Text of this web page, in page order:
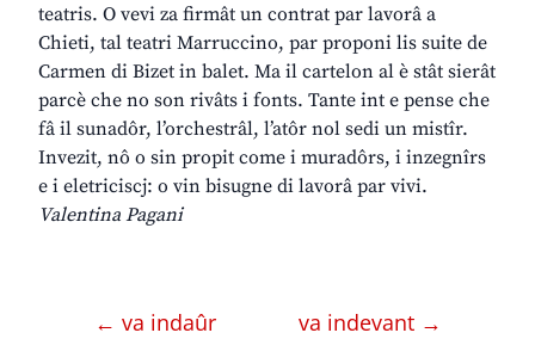
teatris. O vevi za firmât un contrat par lavorâ a
Chieti, tal teatri Marruccino, par proponi lis suite de
Carmen di Bizet in balet. Ma il cartelon al è stât sierât
parcè che no son rivâts i fonts. Tante int e pense che
fâ il sunadôr, l’orchestrâl, l’atôr nol sedi un mistîr.
Invezit, nô o sin propit come i muradôrs, i inzegnîrs
e i eletriciscj: o vin bisugne di lavorâ par vivi.
Valentina Pagani
← va indaûr va indevant →